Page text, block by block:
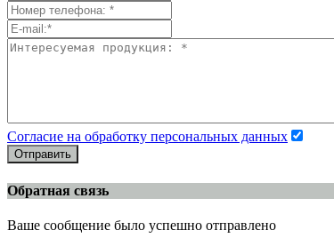
Согласие на обработку персональных данных
Отправить
Обратная связь
Ваше сообщение было успешно отправлено